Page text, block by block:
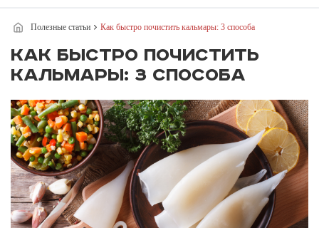
Полезные статьи Как быстро почистить кальмары: 3 способа
Как быстро почистить
кальмары: 3 способа